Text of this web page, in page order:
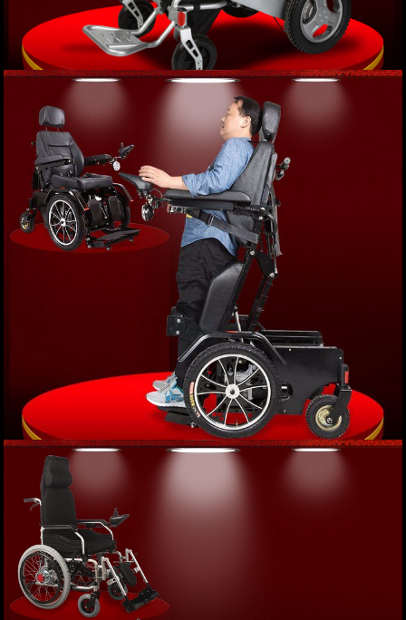
Xe lăn điện gấp thông minh JBH-D09 định vị
GPS cao cấp TM011
Giá: 38,000,000 VND
Xe lăn điện phục hồi chức năng cao cấp JBH-
HHD-01 TM012
Giá: 82,000,000 VND